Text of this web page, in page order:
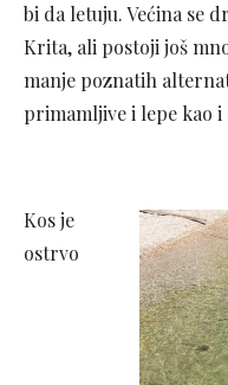
bi da letuju. Većina se
Krita, ali postoji još
manje poznatih
primamljive i lepe kao i
Kos je
ostrvo